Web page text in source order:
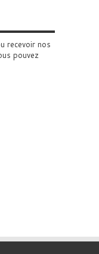
recevoir nos
pouvez